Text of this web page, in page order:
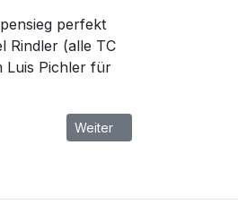
perfekt
Rindler (alle TC
Luis Pichler für
Nächster Beitrag:
Weiter